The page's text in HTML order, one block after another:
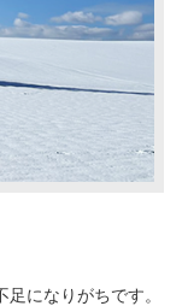
になりがちです。